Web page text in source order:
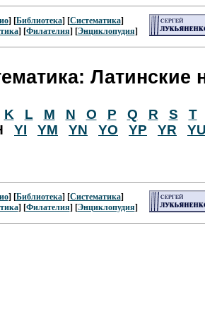
] [Библиотека] [Систематика]
] [Филателия] [Энциклопудия]
Латинские
K L M N O P Q R S T
YI YM YN YO YP YR YU
] [Библиотека] [Систематика]
] [Филателия] [Энциклопудия]